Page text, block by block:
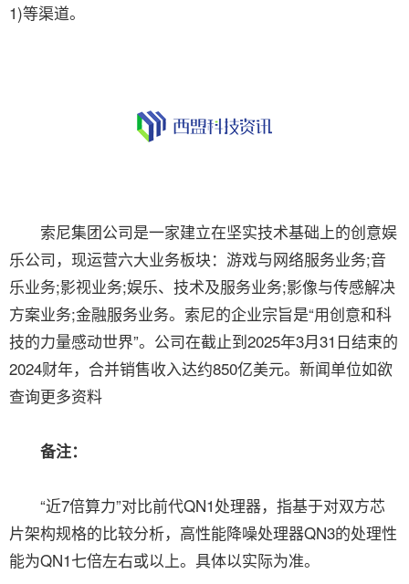
1)等渠道。
索尼集团公司是一家建立在坚实技术基础上的创意娱
乐公司，现运营六大业务板块：游戏与网络服务业务;音
乐业务;影视业务;娱乐、技术及服务业务;影像与传感解决
方案业务;金融服务业务。索尼的企业宗旨是“用创意和科
技的力量感动世界”。公司在截止到2025年3月31日结束的
2024财年，合并销售收入达约850亿美元。新闻单位如欲
查询更多资料
备注：
“近7倍算力”对比前代QN1处理器，指基于对双方芯
片架构规格的比较分析，高性能降噪处理器QN3的处理性
能为QN1七倍左右或以上。具体以实际为准。